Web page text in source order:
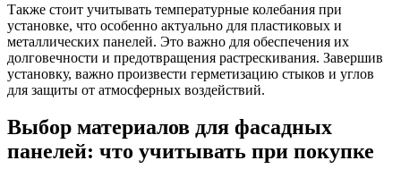
Также стоит учитывать температурные колебания при
установке, что особенно актуально для пластиковых и
металлических панелей. Это важно для обеспечения их
долговечности и предотвращения растрескивания. Завершив
установку, важно произвести герметизацию стыков и углов
для защиты от атмосферных воздействий.
Выбор материалов для фасадных
панелей: что учитывать при покупке